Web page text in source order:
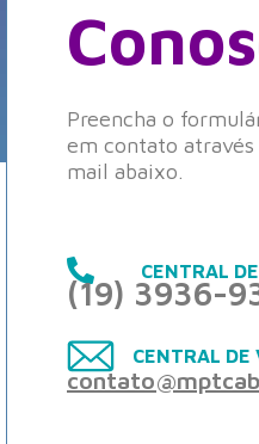
Preencha o
em contato
mail abaixo.
CENTRAL
(19) 3936-
CENTRAL DE